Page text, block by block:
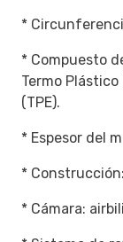
*
* Compuesto
Termo
(TPE).
* Espesor del
*
* Cámara: